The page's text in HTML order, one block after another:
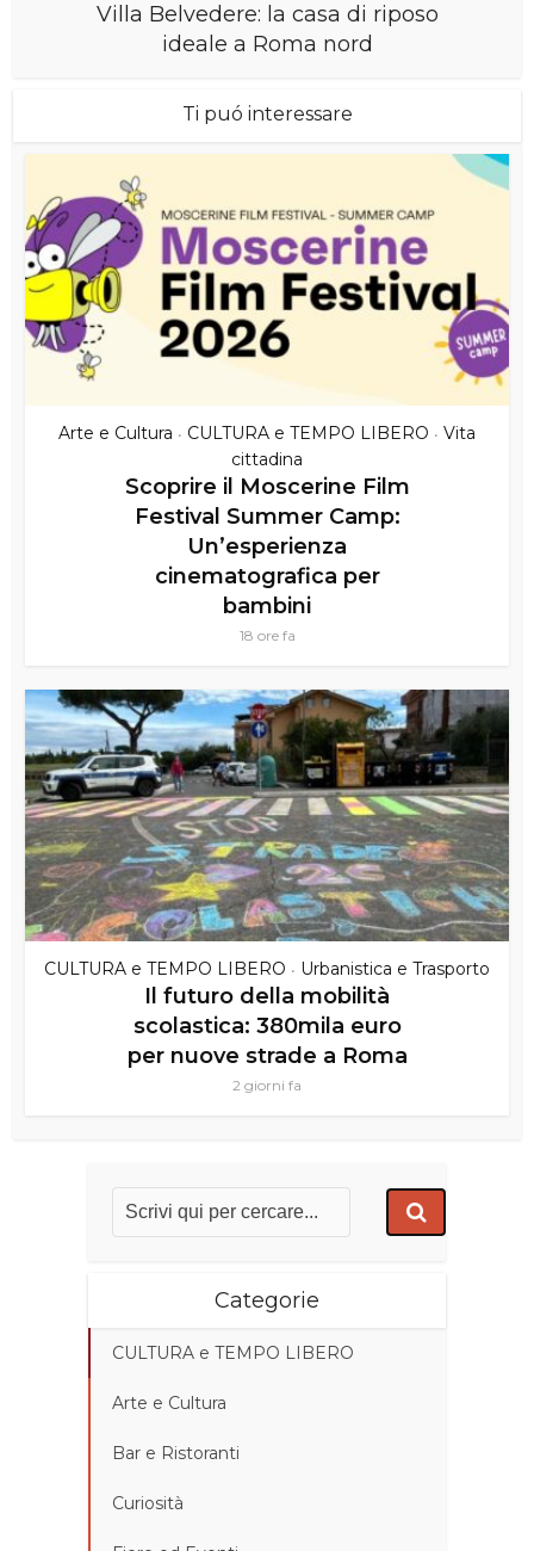
Villa Belvedere: la casa di riposo
ideale a Roma nord
Ti puó interessare
Arte e Cultura • CULTURA e TEMPO LIBERO • Vita
cittadina
Scoprire il Moscerine Film
Festival Summer Camp:
Un’esperienza
cinematografica per
bambini
18 ore fa
CULTURA e TEMPO LIBERO • Urbanistica e Trasporto
Il futuro della mobilità
scolastica: 380mila euro
per nuove strade a Roma
2 giorni fa
Categorie
CULTURA e TEMPO LIBERO
Arte e Cultura
Bar e Ristoranti
Curiosità